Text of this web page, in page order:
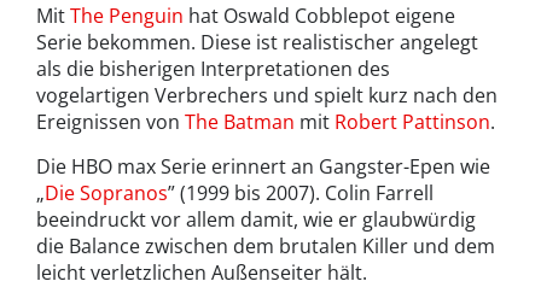
MitThe Penguin hat Oswald Cobblepot eigene
Serie bekommen. Diese ist realistischer angelegt
als die bisherigen Interpretationen des
vogelartigen Verbrechers und spielt kurz nach den
Ereignissen von The Batman mit Robert Pattinson.
Die HBO max Serie erinnert an Gangster-Epen wie
„Die Sopranos” (1999 bis 2007). Colin Farrell
beeindruckt vor allem damit, wie er glaubwürdig
die Balance zwischen dem brutalen Killer und dem
leicht verletzlichen Außenseiter hält.